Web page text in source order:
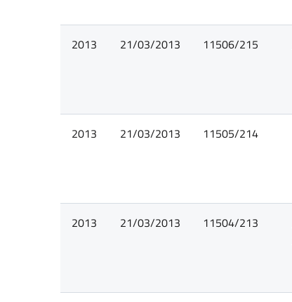
2013 21/03/2013 11506/215
2013 21/03/2013 11505/214
2013 21/03/2013 11504/213